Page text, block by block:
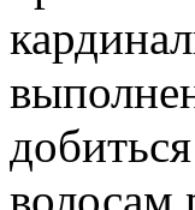
волосам